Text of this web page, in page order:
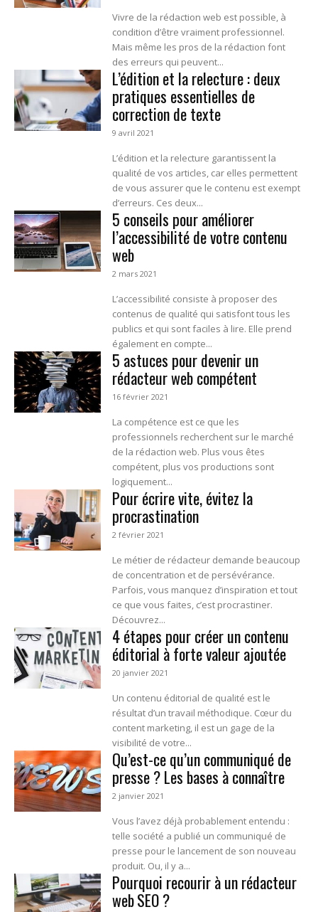
Vivre de la rédaction web est possible, à
condition d’être vraiment professionnel.
Mais même les pros de la rédaction font
des erreurs qui peuvent...
L’édition et la relecture : deux
pratiques essentielles de
correction de texte
9 avril 2021
L’édition et la relecture garantissent la
qualité de vos articles, car elles permettent
de vous assurer que le contenu est exempt
d’erreurs. Ces deux...
5 conseils pour améliorer
l’accessibilité de votre contenu
web
2 mars 2021
L’accessibilité consiste à proposer des
contenus de qualité qui satisfont tous les
publics et qui sont faciles à lire. Elle prend
également en compte...
5 astuces pour devenir un
rédacteur web compétent
16 février 2021
La compétence est ce que les
professionnels recherchent sur le marché
de la rédaction web. Plus vous êtes
compétent, plus vos productions sont
logiquement...
Pour écrire vite, évitez la
procrastination
2 février 2021
Le métier de rédacteur demande beaucoup
de concentration et de persévérance.
Parfois, vous manquez d’inspiration et tout
ce que vous faites, c’est procrastiner.
Découvrez...
4 étapes pour créer un contenu
éditorial à forte valeur ajoutée
20 janvier 2021
Un contenu éditorial de qualité est le
résultat d’un travail méthodique. Cœur du
content marketing, il est un gage de la
visibilité de votre...
Qu’est-ce qu’un communiqué de
presse ? Les bases à connaître
2 janvier 2021
Vous l’avez déjà probablement entendu :
telle société a publié un communiqué de
presse pour le lancement de son nouveau
produit. Ou, il y a...
Pourquoi recourir à un rédacteur
web SEO ?